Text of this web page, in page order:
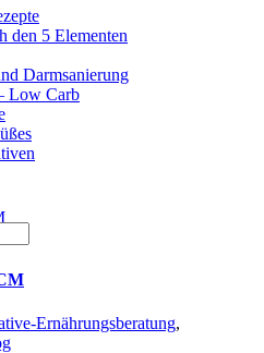
den 5 Elementen
Darmsanierung
Low Carb
Ernährungsberatung,